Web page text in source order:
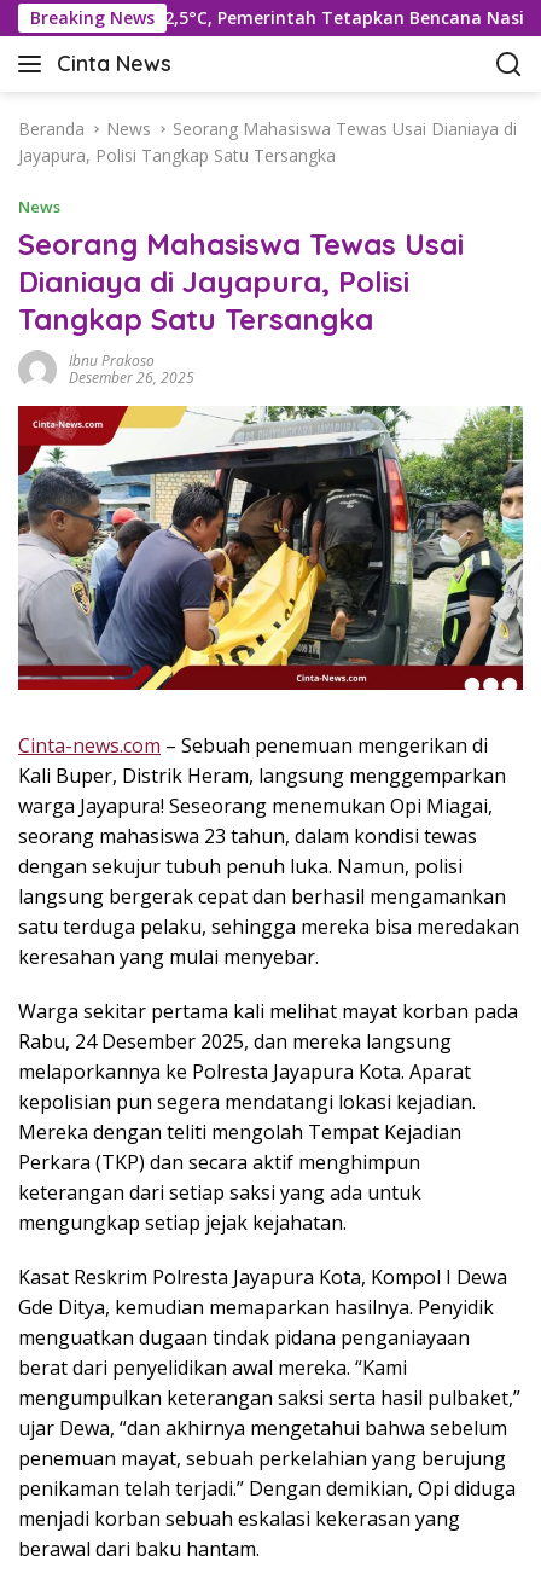
a
Breaking News
Rekor 42,5°C, Pemerintah Tetapkan Bencana Nasional
Cinta News
C
n
t
N
e
w
s
–
a
a
r
T
e
r
k
i
,
P
n
u
I
n
s
p
i
r
s
Beranda News
Seorang Mahasiswa Tewas Usai Dianiaya di
Jayapura, Polisi Tangkap Satu Tersangka
News
Seorang Mahasiswa Tewas Usai
Dianiaya di Jayapura, Polisi
Tangkap Satu Tersangka
Ibnu Prakoso
Desember 26, 2025
Cinta-news.com – Sebuah penemuan mengerikan di
Kali Buper, Distrik Heram, langsung menggemparkan
warga Jayapura! Seseorang menemukan Opi Miagai,
seorang mahasiswa 23 tahun, dalam kondisi tewas
dengan sekujur tubuh penuh luka. Namun, polisi
langsung bergerak cepat dan berhasil mengamankan
satu terduga pelaku, sehingga mereka bisa meredakan
keresahan yang mulai menyebar.
Warga sekitar pertama kali melihat mayat korban pada
Rabu, 24 Desember 2025, dan mereka langsung
melaporkannya ke Polresta Jayapura Kota. Aparat
kepolisian pun segera mendatangi lokasi kejadian.
Mereka dengan teliti mengolah Tempat Kejadian
Perkara (TKP) dan secara aktif menghimpun
keterangan dari setiap saksi yang ada untuk
mengungkap setiap jejak kejahatan.
Kasat Reskrim Polresta Jayapura Kota, Kompol I Dewa
Gde Ditya, kemudian memaparkan hasilnya. Penyidik
menguatkan dugaan tindak pidana penganiayaan
berat dari penyelidikan awal mereka. “Kami
mengumpulkan keterangan saksi serta hasil pulbaket,”
ujar Dewa, “dan akhirnya mengetahui bahwa sebelum
penemuan mayat, sebuah perkelahian yang berujung
penikaman telah terjadi.” Dengan demikian, Opi diduga
menjadi korban sebuah eskalasi kekerasan yang
berawal dari baku hantam.